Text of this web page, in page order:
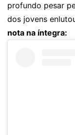
profundo pesar
dos jovens
nota na íntegra: